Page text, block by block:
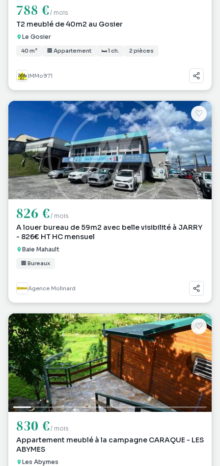
788 €/ mois
T2 meublé de 40m2 au Gosier
Le Gosier
40 m² 🏢 Appartement 🛏 1 ch. 2 pièces
IMMo971
♡
826 €/ mois
A louer bureau de 59m2 avec belle visibilité à JARRY
- 826€ HT HC mensuel
Baie Mahault
🏢 Bureaux
Agence Molinard
♡
830 €/ mois
Appartement meublé à la campagne CARAQUE - LES
ABYMES
Les Abymes